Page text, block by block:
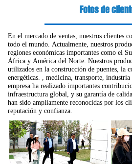
Fotos de
En el mercado de ventas, nuestros clientes
todo el mundo. Actualmente, nuestros
regiones económicas importantes como el
África y América del Norte. Nuestros
utilizados en la construcción de puentes, la
energéticas. , medicina, transporte, industria
empresa ha realizado importantes
infraestructura global, y su garantía de
han sido ampliamente reconocidas por los
reputación y confianza.